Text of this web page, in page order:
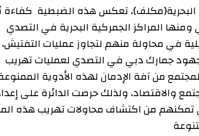
تعكس هذه الضبطية كفاءة أجهزة
المراكز الجمركية البحرية في التصدي
محاولة منهم لتجاوز عمليات التفتيش،
جمارك دبي في التصدي لعمليات تهريب
من آفة الإدمان لهذه الأدوية الممنوعة، بكل
ولذلك حرصت الدائرة على إعداد
من اكتشاف محاولات تهريب هذه المواد